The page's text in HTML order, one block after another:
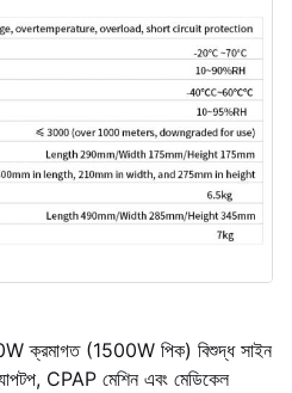
ক্রমাগত (1500W পিক) বিশুদ্ধ সাইন
CPAP মেশিন এবং মেডিকেল